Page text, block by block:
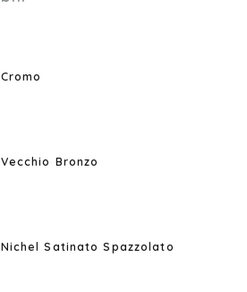
Cromo
Vecchio Bronzo
Nichel Satinato Spazzolato